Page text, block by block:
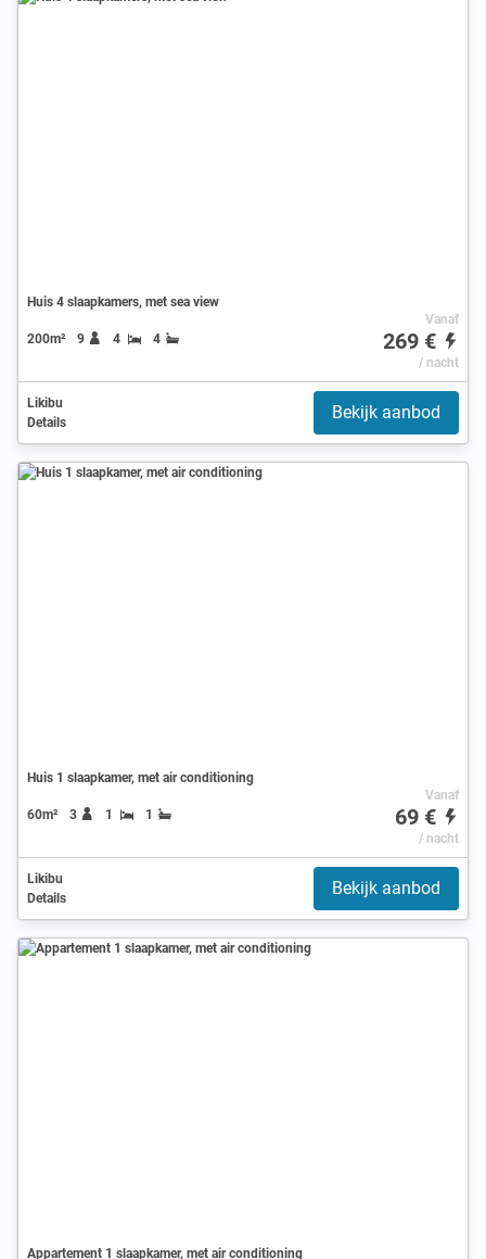
Huis 4 slaapkamers, met sea view
200m² 9 4 4
Vanaf
269 €
/ nacht
Likibu
Details
Bekijk aanbod
Huis 1 slaapkamer, met air conditioning
60m² 3 1 1
Vanaf
69 €
/ nacht
Likibu
Details
Bekijk aanbod
Appartement 1 slaapkamer, met air conditioning